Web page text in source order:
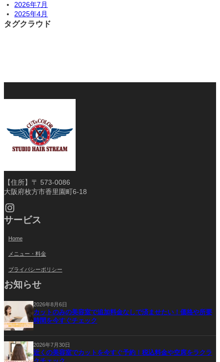
2026年7月
2025年4月
タグクラウド
【住所】〒 573-0086
大阪府枚方市香里園町6-18
Instagram
サービス
Home
メニュー・料金
プライバシーポリシー
お知らせ
2026年8月6日
カットのみの美容室で追加料金なしで済ませたい！価格や所要
時間を今すぐチェック
2026年7月30日
近くの美容室でカットを今すぐ予約！税込料金や空席をラクラ